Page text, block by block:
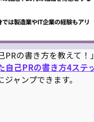
PRの書き方を教えて！
自己PRの書き方4ステ
ャンプできます。